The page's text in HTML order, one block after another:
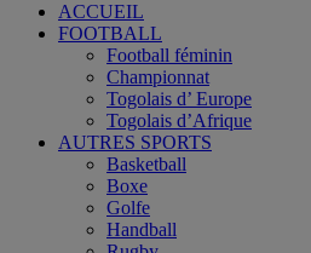
ACCUEIL
FOOTBALL
Football féminin
Championnat
Togolais d’ Europe
Togolais d’Afrique
AUTRES SPORTS
Basketball
Boxe
Golfe
Handball